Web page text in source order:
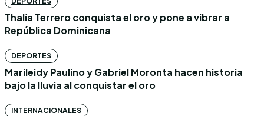
Thalía Terrero conquista el oro y pone a vibrar a
República Dominicana
DEPORTES
Marileidy Paulino y Gabriel Moronta hacen historia
bajo la lluvia al conquistar el oro
INTERNACIONALES